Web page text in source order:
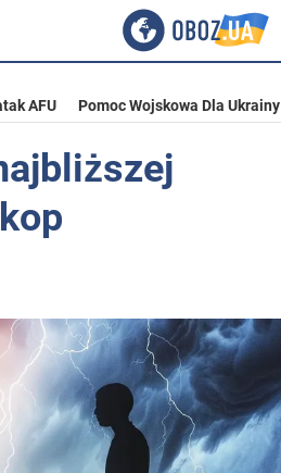
AFU Pomoc Wojskowa Dla Ukrainy